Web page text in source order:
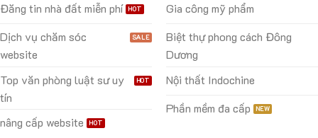
Đăng tin nhà đất miễn phí
Dịch vụ chăm sóc
website
Top văn phòng luật sư uy
tín
nâng cấp website
Gia công mỹ phẩm
Biệt thự phong cách Đông
Dương
Nội thất Indochine
Phần mềm đa cấp